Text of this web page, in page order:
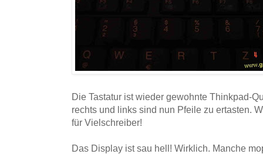
Die Tastatur ist wieder gewohnte Thinkpad-
rechts und links sind nun Pfeile zu ertasten.
für Vielschreiber!
Das Display ist sau hell! Wirklich. Manche